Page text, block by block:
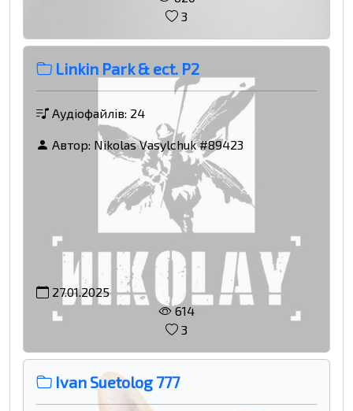
3
Linkin Park & ect. P2
Аудіофайлів: 24
Автор: Nikolas Vasylchuk #89423
27.01.2025
614
3
Ivan Suetolog 777